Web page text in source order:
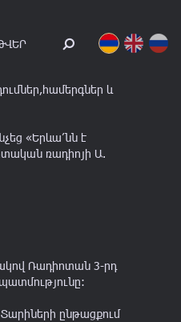
և
«Երևա՛նն է
ռադիոյի Ա.
Ռադիոտան 3-րդ
ընթացքում